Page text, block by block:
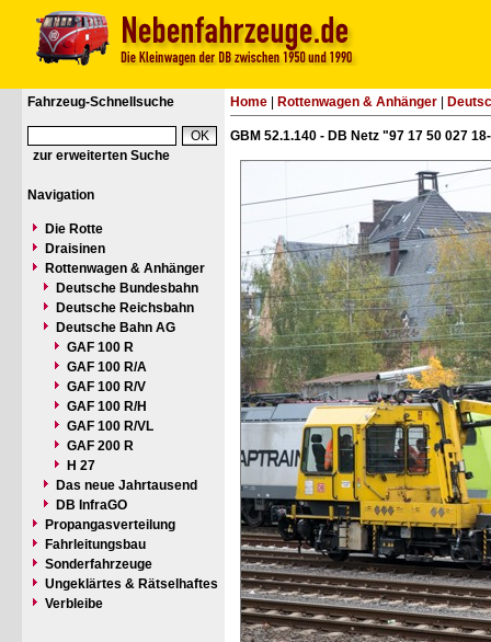
Fahrzeug-Schnellsuche
zur erweiterten Suche
Navigation
Die Rotte
Draisinen
Rottenwagen & Anhänger
Deutsche Bundesbahn
Deutsche Reichsbahn
Deutsche Bahn AG
GAF 100 R
GAF 100 R/A
GAF 100 R/V
GAF 100 R/H
GAF 100 R/VL
GAF 200 R
H 27
Das neue Jahrtausend
DB InfraGO
Propangasverteilung
Fahrleitungsbau
Sonderfahrzeuge
Ungeklärtes & Rätselhaftes
Verbleibe
Home Rottenwagen & Anhänger
GBM 52.1.140 - DB Netz "97 17 50 027